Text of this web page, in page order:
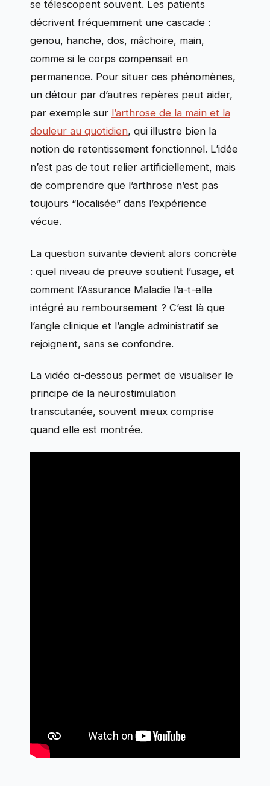
se télescopent souvent. Les patients
décrivent fréquemment une cascade :
genou, hanche, dos, mâchoire, main,
comme si le corps compensait en
permanence. Pour situer ces phénomènes,
un détour par d’autres repères peut aider,
par exemple sur l’arthrose de la main et la
douleur au quotidien, qui illustre bien la
notion de retentissement fonctionnel. L’idée
n’est pas de tout relier artificiellement, mais
de comprendre que l’arthrose n’est pas
toujours “localisée” dans l’expérience
vécue.
La question suivante devient alors concrète
: quel niveau de preuve soutient l’usage, et
comment l’Assurance Maladie l’a-t-elle
intégré au remboursement ? C’est là que
l’angle clinique et l’angle administratif se
rejoignent, sans se confondre.
La vidéo ci-dessous permet de visualiser le
principe de la neurostimulation
transcutanée, souvent mieux comprise
quand elle est montrée.